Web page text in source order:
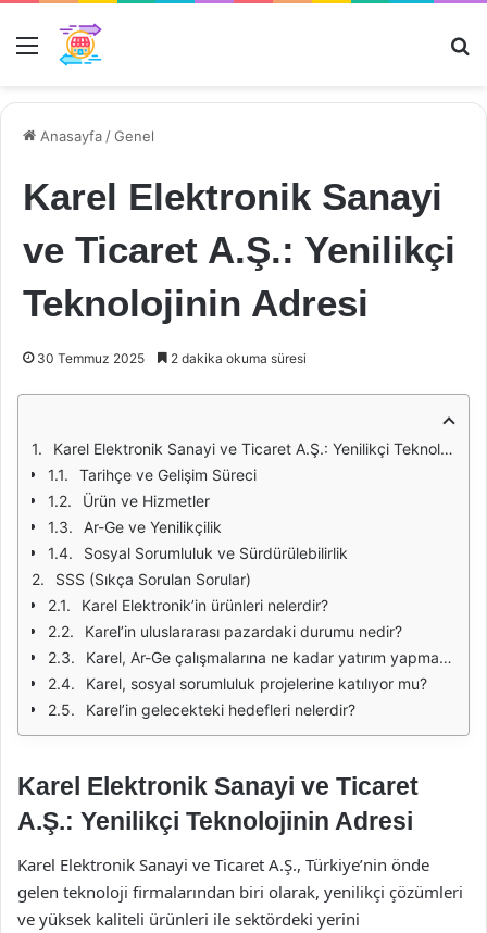
Menü
Anasayfa /Genel
Karel Elektronik Sanayi
ve Ticaret A.Ş.: Yenilikçi
Teknolojinin Adresi
30 Temmuz 2025 2 dakika okuma süresi
Karel Elektronik Sanayi ve Ticaret A.Ş.: Yenilikçi Teknolojinin Adresi
Tarihçe ve Gelişim Süreci
Ürün ve Hizmetler
Ar-Ge ve Yenilikçilik
Sosyal Sorumluluk ve Sürdürülebilirlik
SSS (Sıkça Sorulan Sorular)
Karel Elektronik’in ürünleri nelerdir?
Karel’in uluslararası pazardaki durumu nedir?
Karel, Ar-Ge çalışmalarına ne kadar yatırım yapmaktadır?
Karel, sosyal sorumluluk projelerine katılıyor mu?
Karel’in gelecekteki hedefleri nelerdir?
Karel Elektronik Sanayi ve Ticaret
A.Ş.: Yenilikçi Teknolojinin Adresi
Karel Elektronik Sanayi ve Ticaret A.Ş., Türkiye’nin önde
gelen teknoloji firmalarından biri olarak, yenilikçi çözümleri
ve yüksek kaliteli ürünleri ile sektördeki yerini